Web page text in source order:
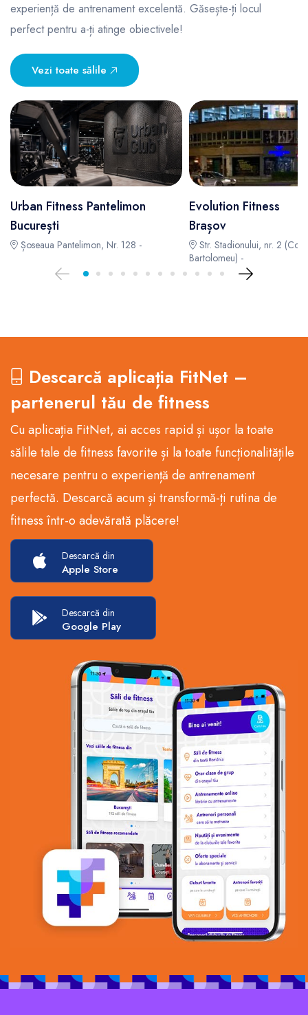
experiență de antrenament excelentă. Găsește-ți locul
perfect pentru a-ți atinge obiectivele!
Vezi toate sălile
Urban Fitness Pantelimon
București
Șoseaua Pantelimon, Nr. 128 -
Evolution Fitness
Brașov
Str. Stadionului, nr. 2
Bartolomeu) -
Descarcă aplicația FitNet –
partenerul tău de fitness
Cu aplicația FitNet, ai acces rapid și ușor la toate
sălile tale de fitness favorite și la toate funcționalitățile
necesare pentru o experiență de antrenament
perfectă. Descarcă acum și transformă-ți rutina de
fitness într-o adevărată plăcere!
Descarcă din
Apple Store
Descarcă din
Google Play